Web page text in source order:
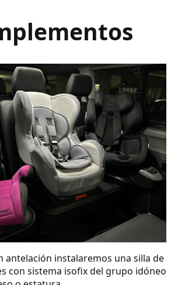
antelación instalaremos una silla de
con sistema isofix del grupo idóneo